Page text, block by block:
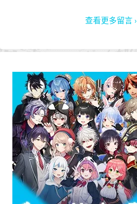
查看更多留言 ›